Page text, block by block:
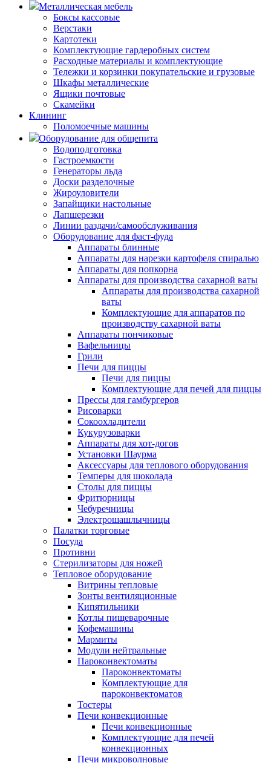
Металлическая мебель
Боксы кассовые
Верстаки
Картотеки
Комплектующие гардеробных систем
Расходные материалы и комплектующие
Тележки и корзинки покупательские и грузовые
Шкафы металлические
Ящики почтовые
Скамейки
Клининг
Поломоечные машины
Оборудование для общепита
Водоподготовка
Гастроемкости
Генераторы льда
Доски разделочные
Жироуловители
Запайщики настольные
Лапшерезки
Линии раздачи/самообслуживания
Оборудование для фаст-фуда
Аппараты блинные
Аппараты для нарезки картофеля спиралью
Аппараты для попкорна
Аппараты для производства сахарной ваты
Аппараты для производства сахарной
ваты
Комплектующие для аппаратов по
производству сахарной ваты
Аппараты пончиковые
Вафельницы
Грили
Печи для пиццы
Печи для пиццы
Комплектующие для печей для пиццы
Прессы для гамбургеров
Рисоварки
Сокоохладители
Кукурузоварки
Аппараты для хот-догов
Установки Шаурма
Аксессуары для теплового оборудования
Темперы для шоколада
Столы для пиццы
Фритюрницы
Чебуречницы
Электрошашлычницы
Палатки торговые
Посуда
Противни
Стерилизаторы для ножей
Тепловое оборудование
Витрины тепловые
Зонты вентиляционные
Кипятильники
Котлы пищеварочные
Кофемашины
Мармиты
Модули нейтральные
Пароконвектоматы
Пароконвектоматы
Комплектующие для
пароконвектоматов
Тостеры
Печи конвекционные
Печи конвекционные
Комплектующие для печей
конвекционных
Печи микроволновые